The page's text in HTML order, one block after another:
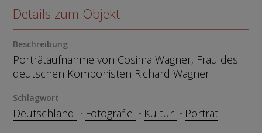
Details zum Objekt
Beschreibung
Porträtaufnahme von Cosima Wagner, Frau des
deutschen Komponisten Richard Wagner
Schlagwort
Deutschland Fotografie Kultur Porträt